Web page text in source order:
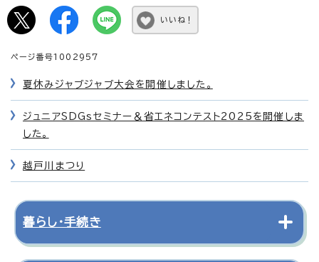
いいね！
ページ番号1002957
夏休みジャブジャブ大会を開催しました。
ジュニアSDGsセミナー＆省エネコンテスト2025を開催しま
した。
越戸川まつり
暮らし・手続き